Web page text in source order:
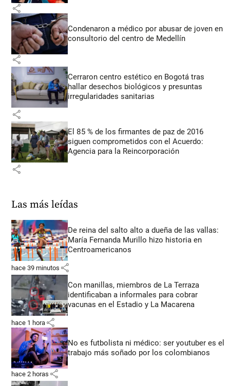
share
Condenaron a médico por abusar de joven en
consultorio del centro de Medellín
share
Cerraron centro estético en Bogotá tras
hallar desechos biológicos y presuntas
irregularidades sanitarias
share
El 85 % de los firmantes de paz de 2016
siguen comprometidos con el Acuerdo:
Agencia para la Reincorporación
share
Las más leídas
De reina del salto alto a dueña de las vallas:
María Fernanda Murillo hizo historia en
Centroamericanos
hace 39 minutos share
Con manillas, miembros de La Terraza
identificaban a informales para cobrar
vacunas en el Estadio y La Macarena
hace 1 hora share
No es futbolista ni médico: ser youtuber es el
trabajo más soñado por los colombianos
hace 2 horas share